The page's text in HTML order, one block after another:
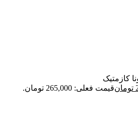
کازمتیک
تومانقیمت فعلی: 265,000 تومان.